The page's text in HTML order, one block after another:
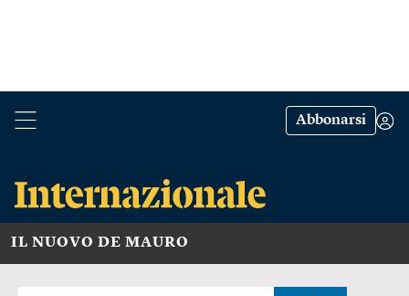
Abbonarsi
IL NUOVO DE MAURO